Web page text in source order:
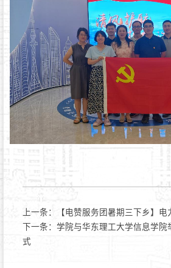
上一条：
【电赞服务团暑期三下乡】
下一条： 学院与华东理工大学信息学院
式